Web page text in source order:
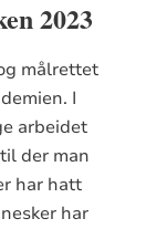
2023
målrettet
I
arbeidet
der man
har hatt
har